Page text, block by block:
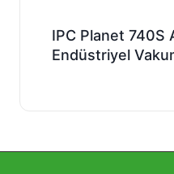
IPC Planet 740S
Endüstriyel